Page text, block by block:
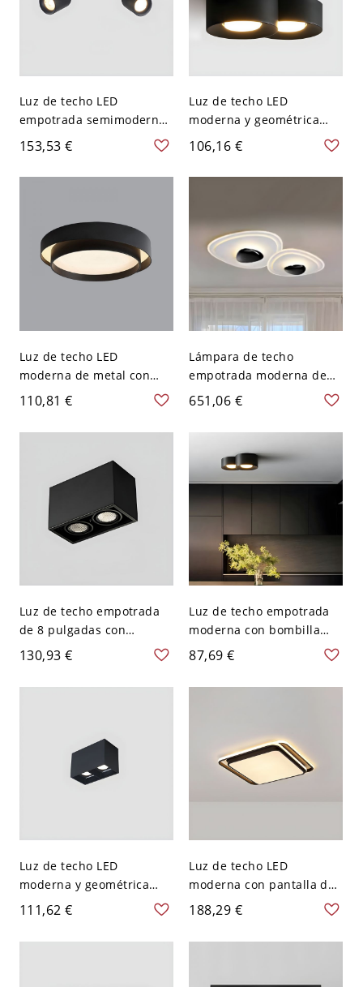
Luz de techo LED
empotrada semimoderna
y geométrica en luz
natural con pantalla de
aluminio - 110 A 120 V
153,53 €
Luz de techo LED
moderna y geométrica
con pantalla de resina -
Negro 110 A 120 V 17,78
cm Natural
106,16 €
Luz de techo LED
moderna de metal con
pantalla de acrílico y 2
luces - Negro 110 A 120 V
40,64 cm Luz cálida
110,81 €
Lámpara de techo
empotrada moderna de
metal geométrico con
bombillas LED para uso
residencial - Blanco-negro
110 A 120 V 2
651,06 €
Luz de techo empotrada
de 8 pulgadas con
pantalla de metal que
brilla hacia abajo con
bombillas LED
130,93 €
Luz de techo empotrada
moderna con bombilla
LED GX53 y pantalla de
cilindro de resina - Negro
110 A 120 V 17,78 cm
87,69 €
Luz de techo LED
moderna y geométrica
con pantalla de aluminio -
110 A 120 V 2 Negro Luz
cálida
111,62 €
Luz de techo LED
moderna con pantalla de
gel de sílice, regulable,
cableado eléctrico directo
- Negro 110 A 120 V 50,8
188,29 €